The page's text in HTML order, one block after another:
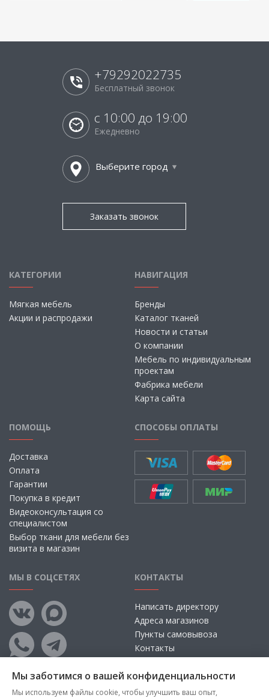
+79292022735
Бесплатный звонок
с 10:00 до 19:00
Ежедневно
Выберите город
Заказать звонок
КАТЕГОРИИ
Мягкая мебель
Акции и распродажи
НАВИГАЦИЯ
Бренды
Каталог тканей
Новости и статьи
О компании
Мебель по индивидуальным
проектам
Фабрика мебели
Карта сайта
ПОМОЩЬ
Доставка
Оплата
Гарантии
Покупка в кредит
Видеоконсультация со
специалистом
Выбор ткани для мебели без
визита в магазин
СПОСОБЫ ОПЛАТЫ
МЫ В СОЦСЕТЯХ КОНТАКТЫ
Написать директору
Адреса магазинов
Пункты самовывоза
Контакты
Мы заботимся о вашей конфиденциальности
Мы используем файлы cookie, чтобы улучшить ваш опыт,